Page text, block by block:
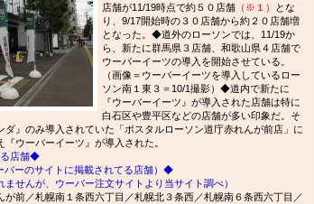
店舗が11/19時点で約５０店舗 （※１）
とな
り、9/17開始時の３０店舗から約２０店舗増
となった。◆道外のローソンでは、11/19か
ら、新たに群馬県３店舗、和歌山県４店舗で
ウーバーイーツの導入を開始させている。
（画像＝ウーバーイーツを導入しているロー
ソン南１東３＝10/1撮影）◆道内で新たに
『ウーバーイーツ』が導入された店舗は特に
白石区や豊平区などの店舗が多い印象だ。そ
ダ』のみ導入されていた「ポスタルローソン道庁赤れんが前店」に
ウーバーイーツ』が導入された。
る店舗◆
バーのサイトに掲載されてる店舗）◆
ませんが、ウーバー注文サイトより当サイト調べ）
が前／札幌南１条西六丁目／札幌北３条西／札幌南６条西六丁目／